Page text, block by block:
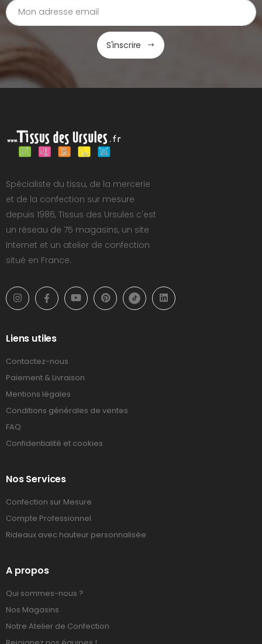
S'inscrire
Spécialiste du tissu, de la mercerie
et de la confection sur mesure
depuis 1986, Tissus des Ursules c'est
un réseau de 75 magasins, un site
Internet et un atelier de confection
situé en France.
Liens utiles
Contactez-nous
Paiement & Livraison
Mentions légales
Conditions générales de ventes
FAQ
Confidentialité et cookies
Nos Services
Confection sur Mesure
Compte Professionnel
Rideaux avec hauteur personnalisée
A propos
Qui sommes-nous ?
Nos Magasins
Notre Atelier de Confection